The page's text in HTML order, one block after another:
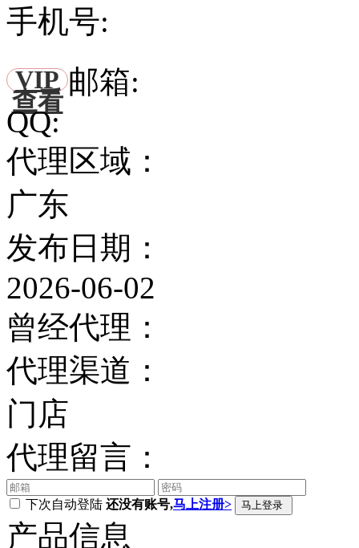
手机号:
VIP
查看
邮箱:
QQ:
代理区域：
广东
发布日期：
2026-06-02
曾经代理：
代理渠道：
门店
代理留言：
下次自动登陆 还没有账号,马上注册>
产品信息